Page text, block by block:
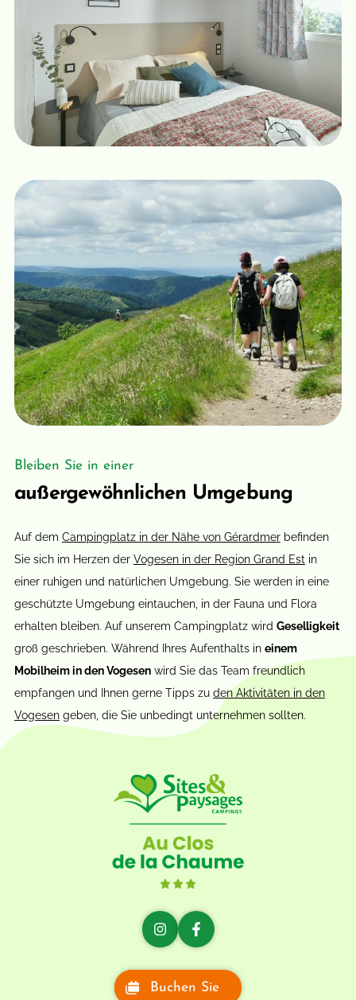
Bleiben Sie in einer
außergewöhnlichen Umgebung
Auf dem Campingplatz in der Nähe von Gérardmerbefinden
Sie sich im Herzen der Vogesen in der Region Grand Estin
einer ruhigen und natürlichen Umgebung. Sie werden in eine
geschützte Umgebung eintauchen, in der Fauna und Flora
erhalten bleiben. Auf unserem Campingplatz wird Geselligkeit
groß geschrieben. Während Ihres Aufenthalts in einem
Mobilheim in den Vogesenwird Sie das Team freundlich
empfangen und Ihnen gerne Tipps zu den Aktivitäten in den
Vogesengeben, die Sie unbedingt unternehmen sollten.
Buchen Sie